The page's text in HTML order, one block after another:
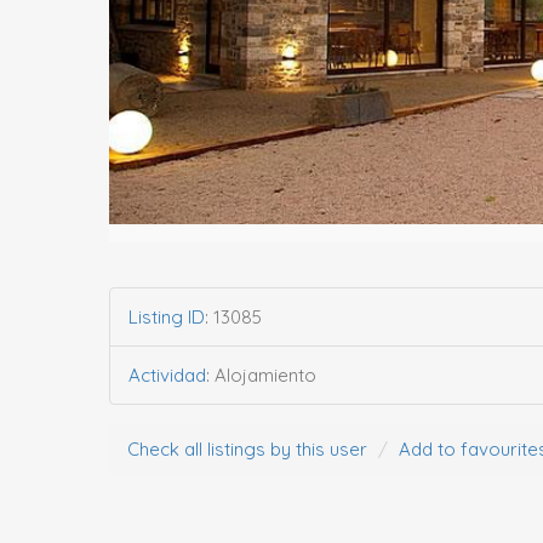
Listing ID: 13085
Actividad: Alojamiento
Check all listings by this user Add to